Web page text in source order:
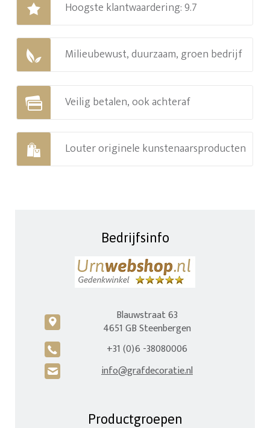
Hoogste klantwaardering: 9.7
Milieubewust, duurzaam, groen bedrijf
Veilig betalen, ook achteraf
Louter originele kunstenaarsproducten
Bedrijfsinfo
c
Blauwstraat 63
4651 GB Steenbergen
A +31 (0)6 -38080006
H info@grafdecoratie.nl
Productgroepen